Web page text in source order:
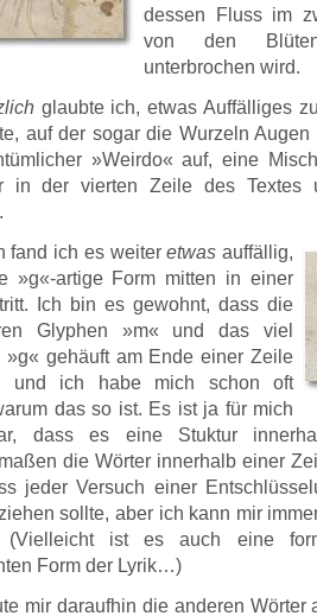
dessen Fluss im
von den
unterbrochen wird.
glaubte ich, etwas Auffälliges
auf der sogar die Wurzeln
»Weirdo« auf, eine
in der vierten Zeile des Textes
fand ich es weiteretwas auffällig,
»g«-artige Form mitten in einer
Ich bin es gewohnt, dass die
Glyphen »m« und das viel
»g« gehäuft am Ende einer Zeile
und ich habe mich schon oft
das so ist. Es ist ja für mich
dass es eine Stuktur
die Wörter innerhalb einer
jeder Versuch einer
sollte, aber ich kann mir
(Vielleicht ist es auch eine
Form der Lyrik…)
mir daraufhin die anderen Wörter